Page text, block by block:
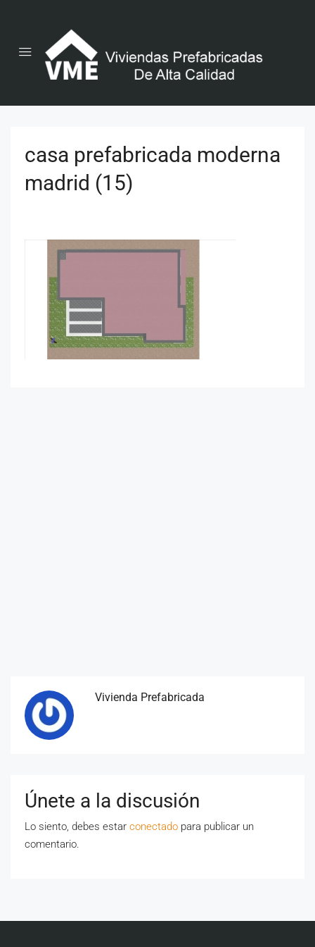
casa prefabricada moderna
madrid (15)
Vivienda Prefabricada
Únete a la discusión
Lo siento, debes estar conectado para publicar un
comentario.